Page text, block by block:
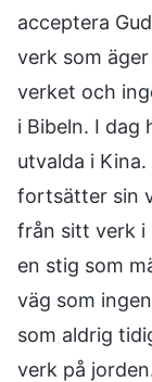
acceptera
verk som
verket och
i Bibeln. I dag
utvalda i
fortsätter sin
från sitt verk i
en stig som
väg som
som aldrig
verk på